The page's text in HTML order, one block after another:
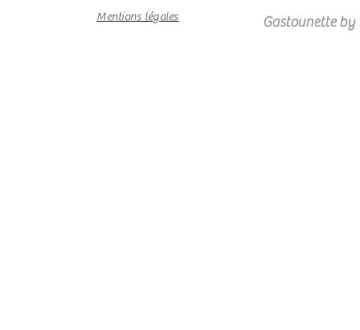
Mentions légales Gastounette by